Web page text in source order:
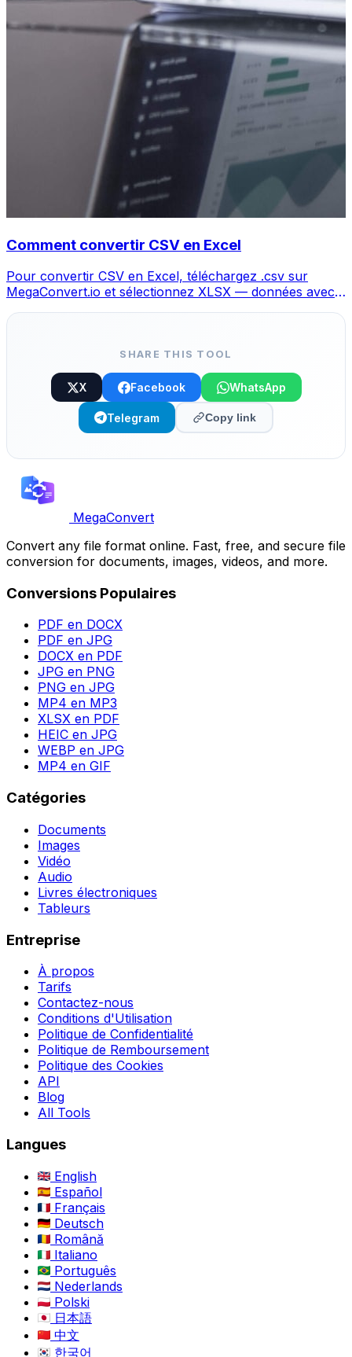
Comment convertir CSV en Excel
Pour convertir CSV en Excel, téléchargez .csv sur
MegaConvert.io et sélectionnez XLSX — données avec
SHARE THIS TOOL
X Facebook WhatsApp
Telegram Copy link
MegaConvert
Convert any file format online. Fast, free, and secure file
conversion for documents, images, videos, and more.
Conversions Populaires
PDF en DOCX
PDF en JPG
DOCX en PDF
JPG en PNG
PNG en JPG
MP4 en MP3
XLSX en PDF
HEIC en JPG
WEBP en JPG
MP4 en GIF
Catégories
Documents
Images
Vidéo
Audio
Livres électroniques
Tableurs
Entreprise
À propos
Tarifs
Contactez-nous
Conditions d'Utilisation
Politique de Confidentialité
Politique de Remboursement
Politique des Cookies
API
Blog
All Tools
Langues
English
Español
Français
Deutsch
Română
Italiano
Português
Nederlands
Polski
日本語
中文
한국어